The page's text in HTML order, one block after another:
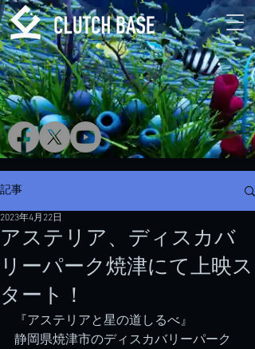
記事
アステリア、ディスカバ
リーパーク焼津にて上映ス
タート！
2023年4月22日
『アステリアと星の道しるべ』
静岡県焼津市のディスカバリーパーク